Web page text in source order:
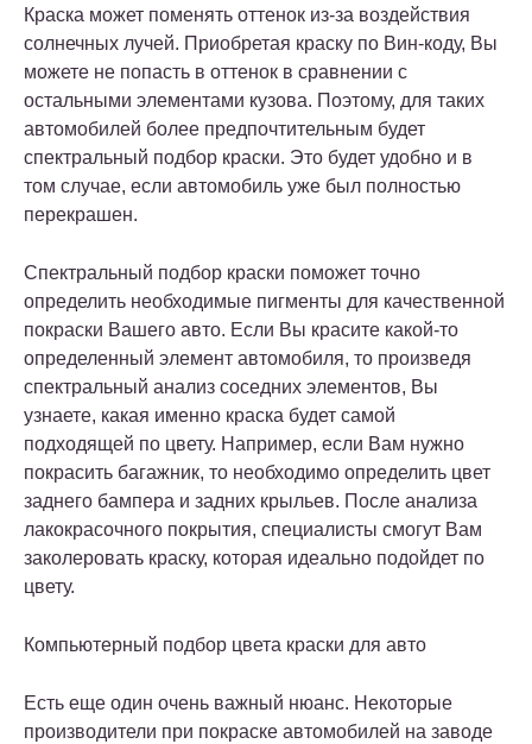
Краска может поменять оттенок из-за воздействия
солнечных лучей. Приобретая краску по Вин-коду, Вы
можете не попасть в оттенок в сравнении с
остальными элементами кузова. Поэтому, для таких
автомобилей более предпочтительным будет
спектральный подбор краски. Это будет удобно и в
том случае, если автомобиль уже был полностью
перекрашен.
Спектральный подбор краски поможет точно
определить необходимые пигменты для качественной
покраски Вашего авто. Если Вы красите какой-то
определенный элемент автомобиля, то произведя
спектральный анализ соседних элементов, Вы
узнаете, какая именно краска будет самой
подходящей по цвету. Например, если Вам нужно
покрасить багажник, то необходимо определить цвет
заднего бампера и задних крыльев. После анализа
лакокрасочного покрытия, специалисты смогут Вам
заколеровать краску, которая идеально подойдет по
цвету.
Компьютерный подбор цвета краски для авто
Есть еще один очень важный нюанс. Некоторые
производители при покраске автомобилей на заводе